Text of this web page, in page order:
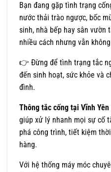
Bạn đang gặp tình trạng
nước thải trào ngược, bốc
sinh, nhà bếp hay sân vườn
nhiều cách nhưng vẫn
👉 Đừng để tình trạng tắc
đến sinh hoạt, sức khỏe và
đình.
Thông tắc cống tại Vĩnh Yên
giúp xử lý nhanh mọi sự cố
phá công trình, tiết kiệm
hàng.
Với hệ thống máy móc